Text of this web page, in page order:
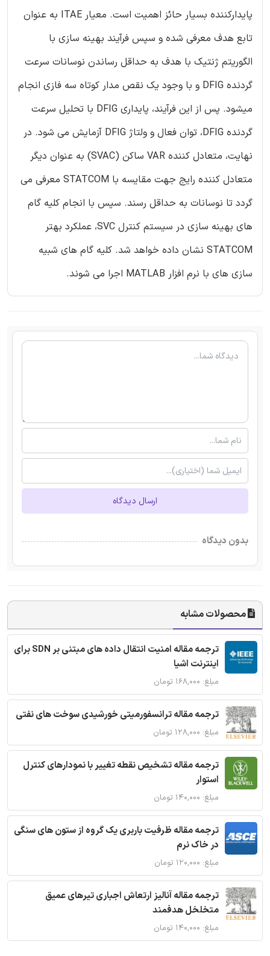
پایدارکننده بسیار حائز اهمیت است. معیار ITAE به عنوان
تابع هدف معرفی شده و سپس فرآیند بهینه سازی با
الگوریتم ژنتیک با هدف به حداقل رساندن نوسانات سرعت
گردنده DFIG و با وجود یک نقص مدار کوتاه سه فازی انجام
میشود. پس از این فرآیند، پایداری DFIG با تحلیل سرعت
گردنده DFIG، توان فعال و ولتاژ DFIG آزمایش می شود. در
نهایت، متعادل کننده VAR ساکن (SVAC) به عنوان دیگر
متعادل کننده رایج جهت مقایسه با STATCOM معرفی می
گردد تا نوسانات به حداقل رسند. سپس با انجام کلیه گام
های بهینه سازی در سیستم کنترل SVC، عملکرد بهتر
STATCOM نشان داده خواهد شد. کلیه گام های شبیه
سازی های با نرم افزار MATLAB اجرا می شوند.
ارسال دیدگاه
بدون دیدگاه
محصولات مشابه
ترجمه مقاله امنیت انتقال داده های مبتنی بر SDN برای
اینترنت اشیا
مبلغ: ۱۶۸,۰۰۰ تومان
ترجمه مقاله ترانسفورمیتی خورشیدی سوخت های نفتی
مبلغ: ۱۲۸,۰۰۰ تومان
ترجمه مقاله تشخیص نقطه تغییر با نمودارهای کنترل
استوار
مبلغ: ۱۴۰,۰۰۰ تومان
ترجمه مقاله ظرفیت باربری یک گروه از ستون های سنگی
در خاک نرم
مبلغ: ۱۲۰,۰۰۰ تومان
ترجمه مقاله آنالیز ارتعاش اجباری تیرهای عمیق
متخلخل هدفمند
مبلغ: ۱۴۰,۰۰۰ تومان